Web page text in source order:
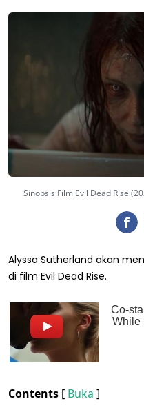
Sinopsis Film Evil Dead Rise
Alyssa Sutherland akan
di film Evil Dead Rise.
Contents [ Buka ]